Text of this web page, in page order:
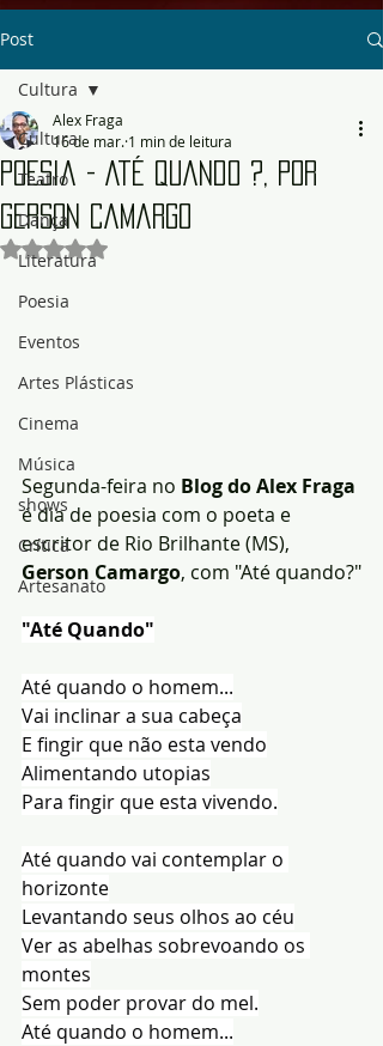
Post
Cultura
Teatro
Dança
Literatura
Poesia
Eventos
Artes Plásticas
Cinema
Música
shows
Crítica
Artesanato
Cultura
Poesia - Até quando ?, por
Gerson Camargo
Alex Fraga
16 de mar. 1 min de leitura
Avaliado com NaN de 5 estrelas.
Segunda-feira no Blog do Alex Fraga
é dia de poesia com o poeta e
escritor de Rio Brilhante (MS),
Gerson Camargo, com "Até quando?"
"Até Quando"
Até quando o homem...
Vai inclinar a sua cabeça
E fingir que não esta vendo
Alimentando utopias
Para fingir que esta vivendo.
Até quando vai contemplar o
horizonte
Levantando seus olhos ao céu
Ver as abelhas sobrevoando os
montes
Sem poder provar do mel.
Até quando o homem...